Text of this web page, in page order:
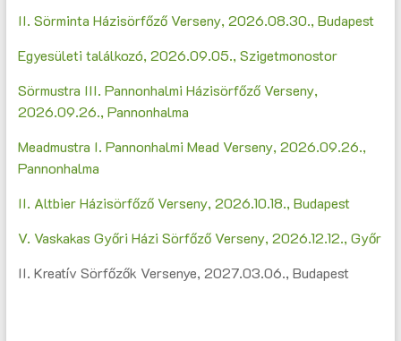
II. Sörminta Házisörfőző Verseny, 2026.08.30., Budapest
Egyesületi találkozó, 2026.09.05., Szigetmonostor
Sörmustra III. Pannonhalmi Házisörfőző Verseny,
2026.09.26., Pannonhalma
Meadmustra I. Pannonhalmi Mead Verseny, 2026.09.26.,
Pannonhalma
II. Altbier Házisörfőző Verseny, 2026.10.18., Budapest
V. Vaskakas Győri Házi Sörfőző Verseny, 2026.12.12., Győr
II. Kreatív Sörfőzők Versenye, 2027.03.06., Budapest